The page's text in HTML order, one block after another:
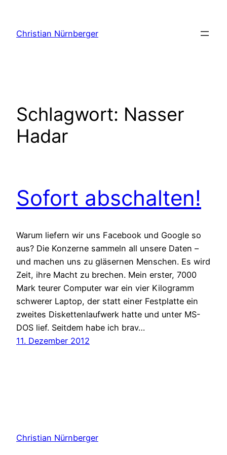
springen
Christian Nürnberger
Schlagwort: Nasser
Hadar
Sofort abschalten!
Warum liefern wir uns Facebook und Google so
aus? Die Konzerne sammeln all unsere Daten –
und machen uns zu gläsernen Menschen. Es wird
Zeit, ihre Macht zu brechen. Mein erster, 7000
Mark teurer Computer war ein vier Kilogramm
schwerer Laptop, der statt einer Festplatte ein
zweites Diskettenlaufwerk hatte und unter MS-
DOS lief. Seitdem habe ich brav…
11. Dezember 2012
Christian Nürnberger